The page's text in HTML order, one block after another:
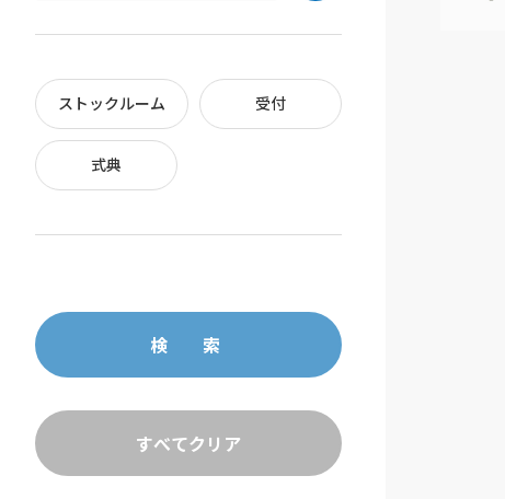
ストックルーム 受付
式典